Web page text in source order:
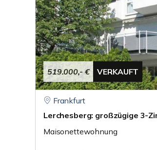
519.000,- € VERKAUFT
Frankfurt
Lerchesberg: großzügige 3-
Maisonettewohnung